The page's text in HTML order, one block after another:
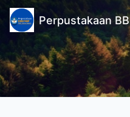
Perpustakaan